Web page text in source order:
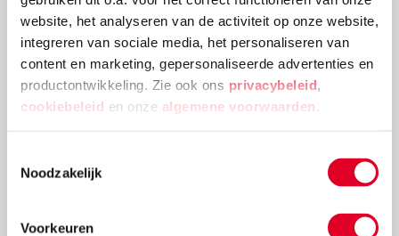
website, het analyseren van de activiteit op onze website,
integreren van sociale media, het personaliseren van
content en marketing, gepersonaliseerde advertenties en
productontwikkeling. Zie ook ons privacybeleid
cookiebeleid en onze algemene voorwaarden
Noodzakelijk
Voorkeuren
kerstballenboom ontstaat!
Lees meer